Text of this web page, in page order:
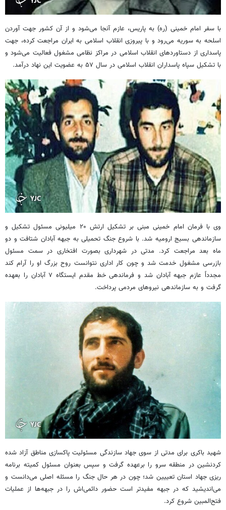
با سفر امام خمینی (ره) به پاریس، عازم آنجا می‌شود و از آن کشور جهت آوردن
اسلحه به سوریه می‌رود و با پیروزی انقلاب اسلامی به ایران مراجعت کرده، جهت
پاسداری از دستاوردهای انقلاب اسلامی در مراکز نظامی مشغول فعالیت می‌شود و
با تشکیل سپاه پاسداران انقلاب اسلامی در سال ۵۷ به عضویت این نهاد درآمد.
وی با فرمان امام خمینی مبنی بر تشکیل ارتش ۲۰ میلیونی مسئول تشکیل و
سازماندهی بسیج ارومیه شد. با شروع جنگ تحمیلی به جبهه آبادان شتافت و دو
ماه بعد مراجعت کرد. مدتی در شهرداری بصورت افتخاری در سمت مسئول
بازرسی مشغول خدمت شد و چون کار اداری نتوانست روح بزرگ او را آرام کند
مجدداً عازم جبهه آبادان شد و فرماندهی خط مقدم ایستگاه ۷ آبادان را بعهده
گرفت و به سازماندهی نیروهای مردمی پرداخت.
شهید باکری برای مدتی از سوی جهاد سازندگی مسئولیت پاکسازی مناطق آزاد شده
کردنشین در منطقه سرو را برعهده گرفت و سپس بعنوان مسئول کمیته برنامه
ریزی جهاد استان تعییین شد؛ چون در هر حال جنگ را مسئله اصلی می‌دانست و
می‌اندیشید که در جبهه مفیدتر است حضور دائمی‌اش را در جبهه‌ها از عملیات
فتح‌المبین شروع کرد.